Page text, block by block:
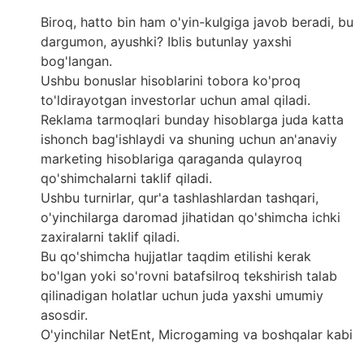
Biroq, hatto bin ham o'yin-kulgiga javob beradi, bu
dargumon, ayushki? Iblis butunlay yaxshi
bog'langan.
Ushbu bonuslar hisoblarini tobora ko'proq
to'ldirayotgan investorlar uchun amal qiladi.
Reklama tarmoqlari bunday hisoblarga juda katta
ishonch bag'ishlaydi va shuning uchun an'anaviy
marketing hisoblariga qaraganda qulayroq
qo'shimchalarni taklif qiladi.
Ushbu turnirlar, qur'a tashlashlardan tashqari,
o'yinchilarga daromad jihatidan qo'shimcha ichki
zaxiralarni taklif qiladi.
Bu qo'shimcha hujjatlar taqdim etilishi kerak
bo'lgan yoki so'rovni batafsilroq tekshirish talab
qilinadigan holatlar uchun juda yaxshi umumiy
asosdir.
O'yinchilar NetEnt, Microgaming va boshqalar kabi